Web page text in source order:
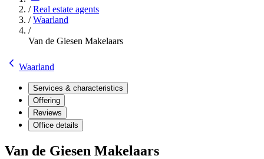
/Real estate agents
/Waarland
/
Van de Giesen Makelaars
Waarland
Services & characteristics
Offering
Reviews
Office details
Van de Giesen Makelaars